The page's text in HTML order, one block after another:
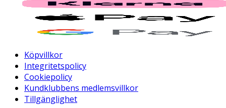
Köpvillkor
Integritetspolicy
Cookiepolicy
Kundklubbens medlemsvillkor
Tillgänglighet